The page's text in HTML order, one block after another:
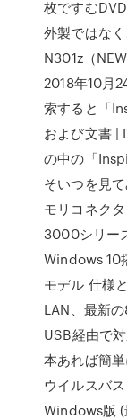
枚ですむ
外製ではな
N301z（
2018年10月
索すると「
および文書 |
の中の「
そいつを見
モリコネク
3000シリー
Windows 10
モデル 仕様
LAN、最新の
USB経由で
本あれば簡
ウイルスバ
Windows版